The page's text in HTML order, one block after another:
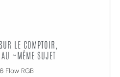
LE COMPTOIR,
AU ~MÊME SUJET
Flow RGB